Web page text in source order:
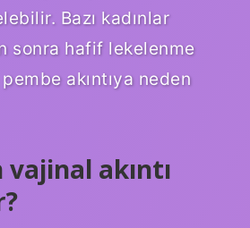
Bazı kadınlar
sonra hafif lekelenme
akıntıya neden
vajinal akıntı